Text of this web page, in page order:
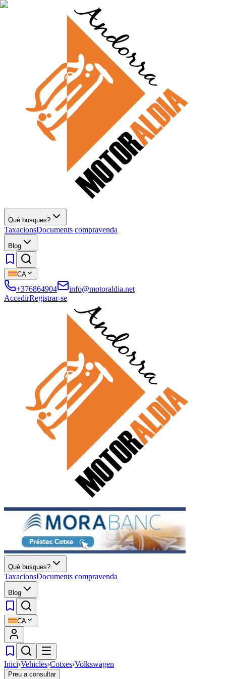
Què busques?
TaxacionsDocuments compravenda
Blog
CA
+376864904
info@motoraldia.net
AccedirRegistrar-se
Què busques?
TaxacionsDocuments compravenda
Blog
CA
Inici›Vehicles›Cotxes›Volkswagen
Preu a consultar